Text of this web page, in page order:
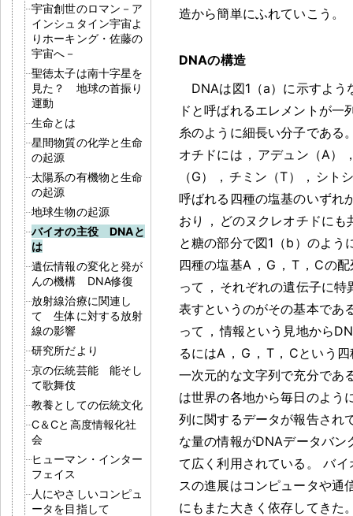
宇宙創世のロマン－ア
インシュタイン宇宙よ
りホーキング・佐藤の
宇宙へ－
聖徳太子は南十字星を
見た？ 地球の首振り
運動
生命とは
星間物質の化学と生命
の起源
太陽系の有機物と生命
の起源
地球生物の起源
バイオの主役 DNAと
は
遺伝情報の変化と発が
んの機構 DNA修復
放射線治療に関連し
て 生体に対する放射
線の影響
研究所だより
京の伝統芸能 能そし
て歌舞伎
教養としての伝統文化
C＆Cと高度情報化社
会
ヒューマン・インター
フェイス
人にやさしいコンピュ
ータを目指して
造から簡単にふれていこう 。
DNAの構造
DNAは図1（a）に示すよう
ドと呼ばれるエレメントが一
糸のように細長い分子である
オチドには ， アデュン（A）
（G）
， チミン（T） ， シト
呼ばれる四種の塩基のいずれ
おり
， どのヌクレオチドにも
と糖の部分で図1（b）のよう
四種の塩基A ， G ， T ， Cの
って ， それぞれの遺伝子に特
表すというのがその基本であ
って ， 情報という見地から
るにはA ， G ， T ， Cという
一次元的な文字列で充分であ
は世界の各地から毎日のよう
列に関するデータが報告され
な量の情報がDNAデータバン
て広く利用されている 。
バイ
スの進展はコンピュータや通
にもまた大きく依存してきた